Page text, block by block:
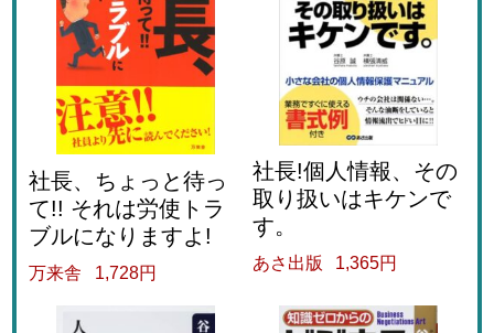
社長、ちょっと待っ
て!! それは労使トラ
ブルになりますよ!
万来舎 1,728円
社長!個人情報、その
取り扱いはキケンで
す。
あさ出版 1,365円